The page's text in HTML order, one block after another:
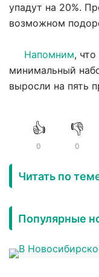
упадут на 20%.
возможном
Напомним,
минимальный
выросли на пять
👍
0
👎
0
Читать по
Популярные